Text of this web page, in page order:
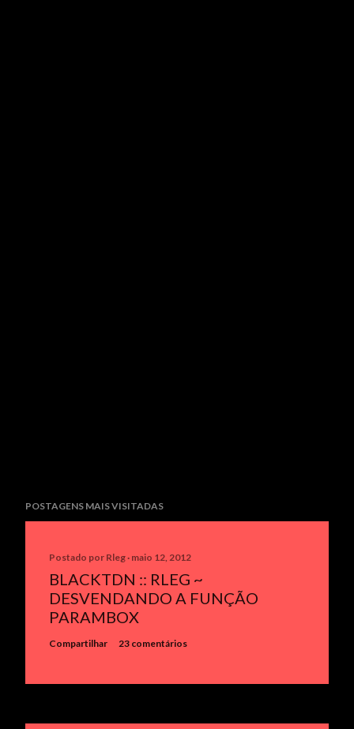
POSTAGENS MAIS VISITADAS
Postado por Rleg maio 12, 2012
BLACKTDN :: RLEG ~
DESVENDANDO A FUNÇÃO
PARAMBOX
Compartilhar 23 comentários